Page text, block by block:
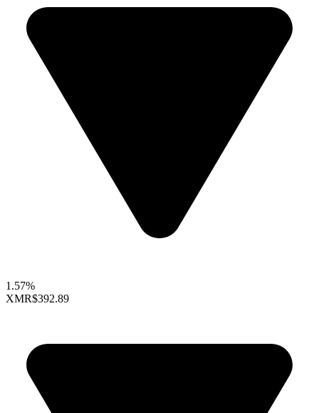
1.57%
XMR$392.89